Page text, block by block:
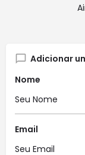
Adicionar
Nome
Email